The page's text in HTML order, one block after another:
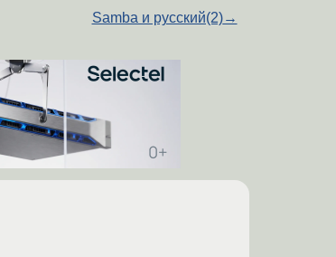
Samba и русский(2)→